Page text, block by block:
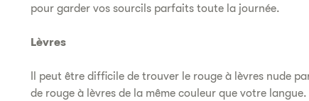
pour garder vos sourcils parfaits toute la journée.
Lèvres
Il peut être difficile de trouver le rouge à lèvres nude
de rouge à lèvres de la même couleur que votre